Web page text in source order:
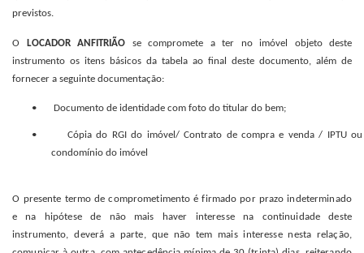
previstos.
O LOCADOR ANFITRIÃO se compromete a ter no imóvel objeto deste
instrumento os itens básicos da tabela ao final deste documento, além de
fornecer a seguinte documentação:
• Documento de identidade com foto do titular do bem;
• Cópia do RGI do imóvel/ Contrato de compra e venda / IPTU ou
condomínio do imóvel
O presente termo de comprometimento é firmado por prazo indeterminado
e na hipótese de não mais haver interesse na continuidade deste
instrumento, deverá a parte, que não tem mais interesse nesta relação,